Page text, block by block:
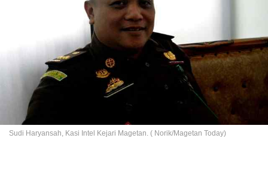
Sudi Haryansah, Kasi Intel Kejari Magetan. ( Norik/Magetan Today)